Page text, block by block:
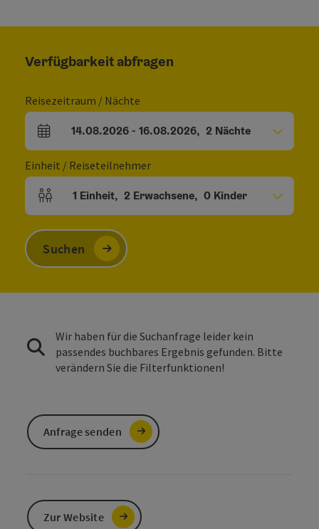
Verfügbarkeit abfragen
Reisezeitraum / Nächte
An- und Abreisefelder
14.08.2026- 16.08.2026, 2 Nächte
Einheit / Reiseteilnehmer
Einheitenanzahl und Personenfelder
1 Einheit, 2 Erwachsene, 0 Kinder
Suchen
Wir haben für die Suchanfrage leider kein
passendes buchbares Ergebnis gefunden. Bitte
verändern Sie die Filterfunktionen!
Anfrage senden
Zur Website